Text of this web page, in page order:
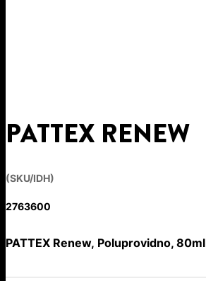
PATTEX RENEW
(SKU/IDH)
2763600
PATTEX Renew, Poluprovidno, 80ml